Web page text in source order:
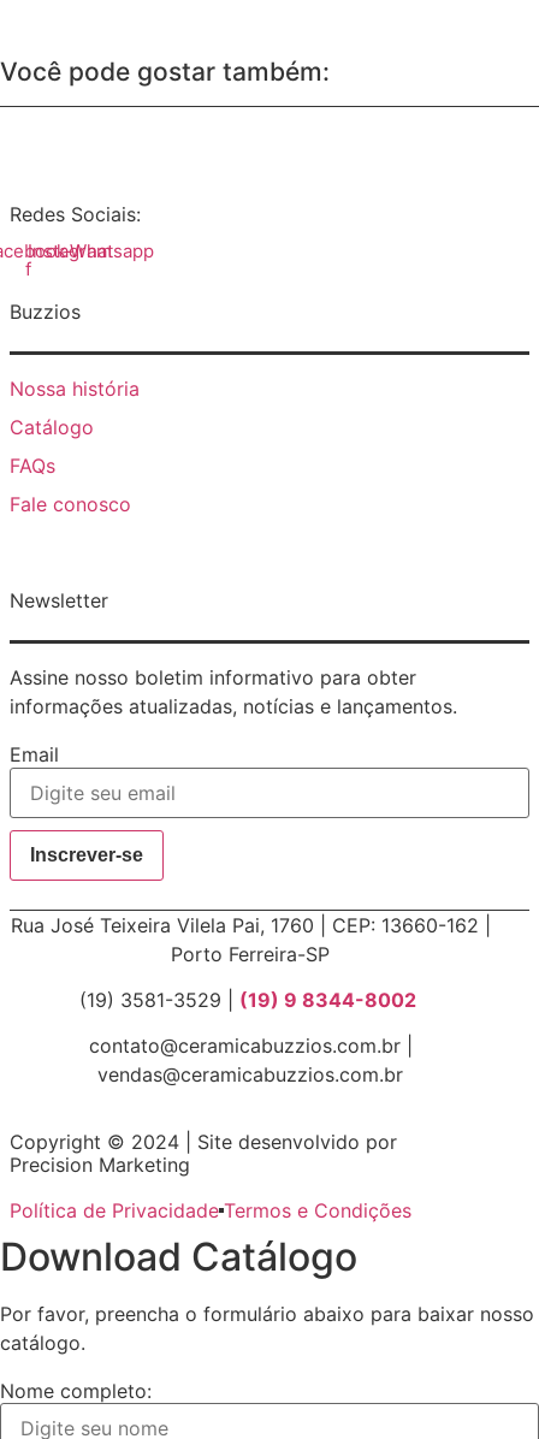
Você pode gostar também:
Redes Sociais:
f
InstagramWhatsapp
Buzzios
Nossa história
Catálogo
FAQs
Fale conosco
Newsletter
Assine nosso boletim informativo para obter
informações atualizadas, notícias e lançamentos.
Email
Inscrever-se
Rua José Teixeira Vilela Pai, 1760 | CEP: 13660-162 |
Porto Ferreira-SP
(19) 3581-3529 | (19) 9 8344-8002
contato@ceramicabuzzios.com.br |
vendas@ceramicabuzzios.com.br
Copyright © 2024 | Site desenvolvido por
Precision Marketing
Política de Privacidade Termos e Condições
Download Catálogo
Por favor, preencha o formulário abaixo para baixar nosso
catálogo.
Nome completo: